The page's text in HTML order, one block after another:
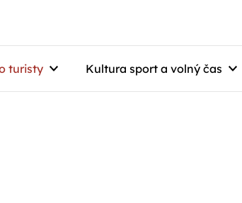
turisty Kultura sport a volný čas